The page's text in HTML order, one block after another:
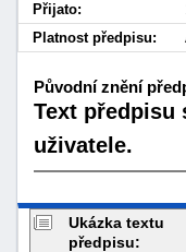
Přijato:
Platnost předpisu:
Původní znění
Text předpisu
uživatele.
Ukázka textu
předpisu: